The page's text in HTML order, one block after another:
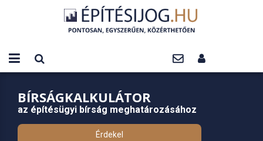
BÍRSÁGKALKULÁTOR
az építésügyi bírság meghatározásához
Érdekel